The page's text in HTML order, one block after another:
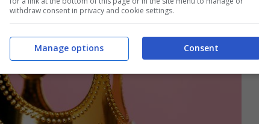
withdraw consent in privacy and cookie settings.
Consent
Manage options